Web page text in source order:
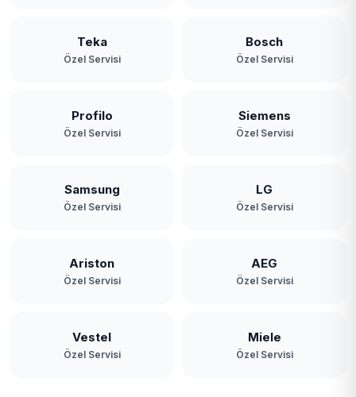
Teka
Özel Servisi
Bosch
Özel Servisi
Profilo
Özel Servisi
Siemens
Özel Servisi
Samsung
Özel Servisi
LG
Özel Servisi
Ariston
Özel Servisi
AEG
Özel Servisi
Vestel
Özel Servisi
Miele
Özel Servisi